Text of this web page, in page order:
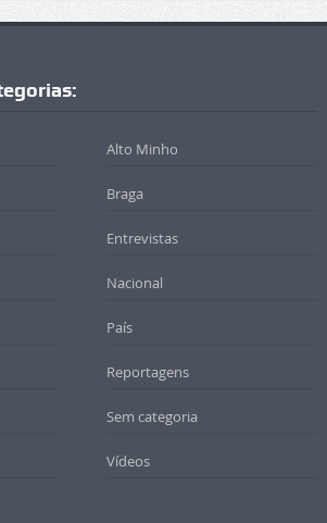
Alto Minho
Braga
Entrevistas
Nacional
País
Reportagens
Sem categoria
Vídeos